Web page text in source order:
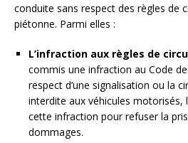
conduite sans respect des règles de
piétonne. Parmi elles :
L’infraction aux règles de
commis une infraction au Code
respect d’une signalisation ou la
interdite aux véhicules motorisés,
cette infraction pour refuser la
dommages.